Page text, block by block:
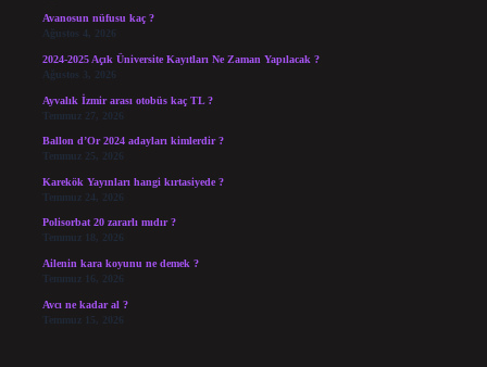
Avanosun nüfusu kaç ?
Ağustos 4, 2026
2024-2025 Açık Üniversite Kayıtları Ne Zaman Yapılacak ?
Ağustos 3, 2026
Ayvalık İzmir arası otobüs kaç TL ?
Temmuz 27, 2026
Ballon d’Or 2024 adayları kimlerdir ?
Temmuz 25, 2026
Karekök Yayınları hangi kırtasiyede ?
Temmuz 24, 2026
Polisorbat 20 zararlı mıdır ?
Temmuz 18, 2026
Ailenin kara koyunu ne demek ?
Temmuz 16, 2026
Avcı ne kadar al ?
Temmuz 15, 2026